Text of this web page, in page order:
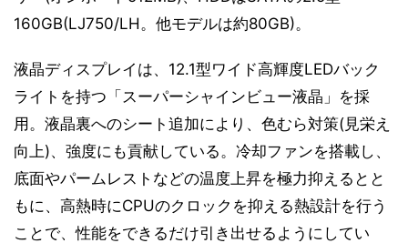
160GB(LJ750/LH。他モデルは約80GB)。
液晶ディスプレイは、12.1型ワイド高輝度LEDバック
ライトを持つ「スーパーシャインビュー液晶」を採
用。液晶裏へのシート追加により、色むら対策(見栄え
向上)、強度にも貢献している。冷却ファンを搭載し、
底面やパームレストなどの温度上昇を極力抑えるとと
もに、高熱時にCPUのクロックを抑える熱設計を行う
ことで、性能をできるだけ引き出せるようにしてい